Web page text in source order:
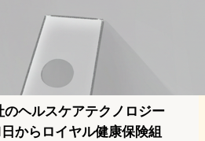
のヘルスケアテクノロジー
からロイヤル健康保険組